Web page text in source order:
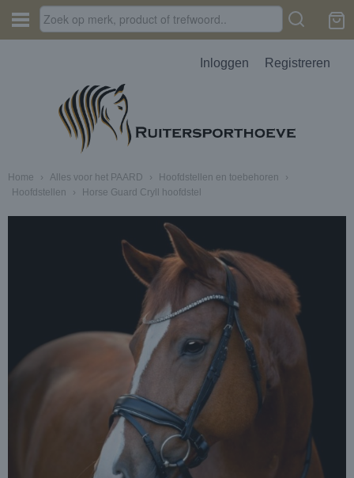
Inloggen Registreren
Home › Alles voor het PAARD › Hoofdstellen en toebehoren
›
Hoofdstellen
› Horse Guard Cryll hoofdstel